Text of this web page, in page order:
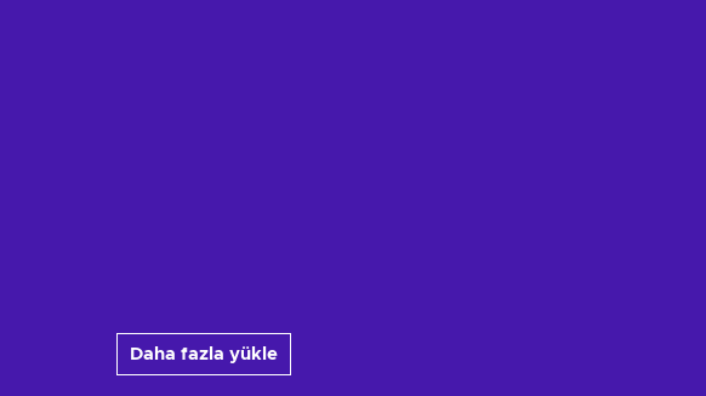
Daha fazla yükle